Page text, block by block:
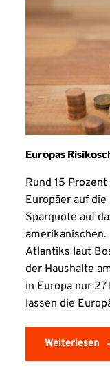
Europas
Rund 15
Europäer auf
Sparquote auf
amerikanischen.
Atlantiks laut
der Haushalte
in Europa nur
lassen die
Weiterlesen